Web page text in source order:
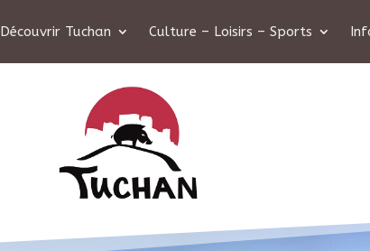
Découvrir Tuchan Culture – Loisirs – Sports